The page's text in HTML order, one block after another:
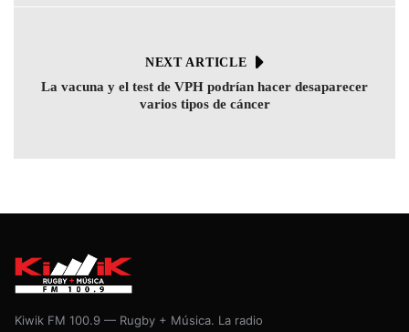
NEXT ARTICLE
La vacuna y el test de VPH podrían hacer desaparecer
varios tipos de cáncer
Kiwik FM 100.9 — Rugby + Música. La radio